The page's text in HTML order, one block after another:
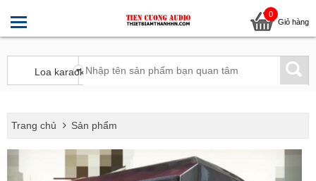
0
Giỏ hàng
Trang chủ Sản phẩm